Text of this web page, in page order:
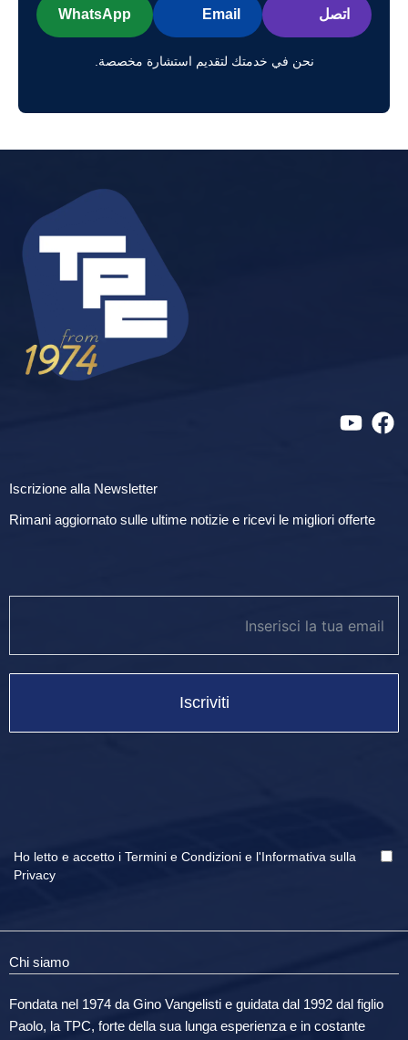
اتصل Email
WhatsApp
نحن في خدمتك لتقديم استشارة مخصصة.
Iscrizione alla Newsletter
Rimani aggiornato sulle ultime notizie e ricevi le migliori offerte
Iscriviti
Ho letto e accetto i Termini e Condizioni e l'Informativa sulla
Privacy
Chi siamo
Fondata nel 1974 da Gino Vangelisti e guidata dal 1992 dal figlio
Paolo, la TPC, forte della sua lunga esperienza e in costante